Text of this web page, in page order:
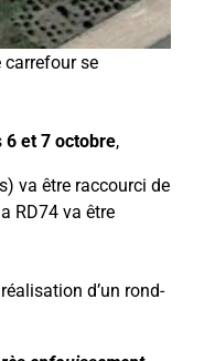
carrefour se
6 et 7 octobre,
va être raccourci de
RD74 va être
d’un rond-